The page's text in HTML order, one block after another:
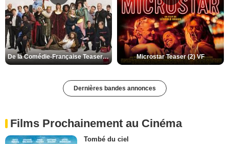
De la Comédie-Française Teaser (3) VF Microstar Teaser (2) VF
Dernières bandes annonces
Films Prochainement au Cinéma
Tombé du ciel